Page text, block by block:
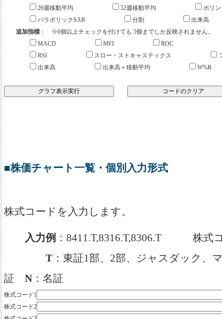
26週移動平均
52週移動平均
ボリ
パラボリックSAR
分割
出来高
追加指標 ： ※6個以上チェックを付けても 5個までしか反映されません。
MACD
MFI
ROC
RSI
スロー・ストキャスティクス
出来高
出来高＋移動平均 W%R
■株価チャート一覧・個別入力形式
株式コードを入力します。
入力例 ：8411.T,8316.T,8306.T 株式
T ：東証1部、2部、ジャスダック
証 N ：名証
株式コード1
株式コード2